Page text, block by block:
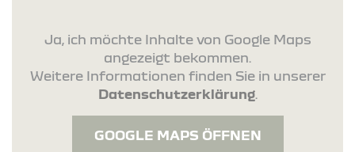
Ja, ich möchte Inhalte von Google Maps
angezeigt bekommen.
Weitere Informationen finden Sie in unserer
Datenschutzerklärung.
GOOGLE MAPS ÖFFNEN